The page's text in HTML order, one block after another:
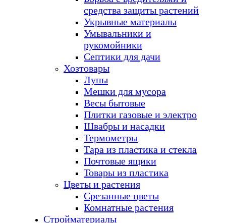
средства защиты растений
Укрывные материалы
Умывальники и
рукомойники
Септики для дачи
Хозтовары
Лупы
Мешки для мусора
Весы бытовые
Плитки газовые и электро
Швабры и насадки
Термометры
Тара из пластика и стекла
Почтовые ящики
Товары из пластика
Цветы и растения
Срезанные цветы
Комнатные растения
Стройматериалы